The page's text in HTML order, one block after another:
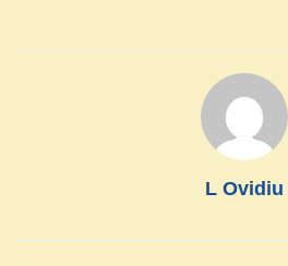
L Ovidiu